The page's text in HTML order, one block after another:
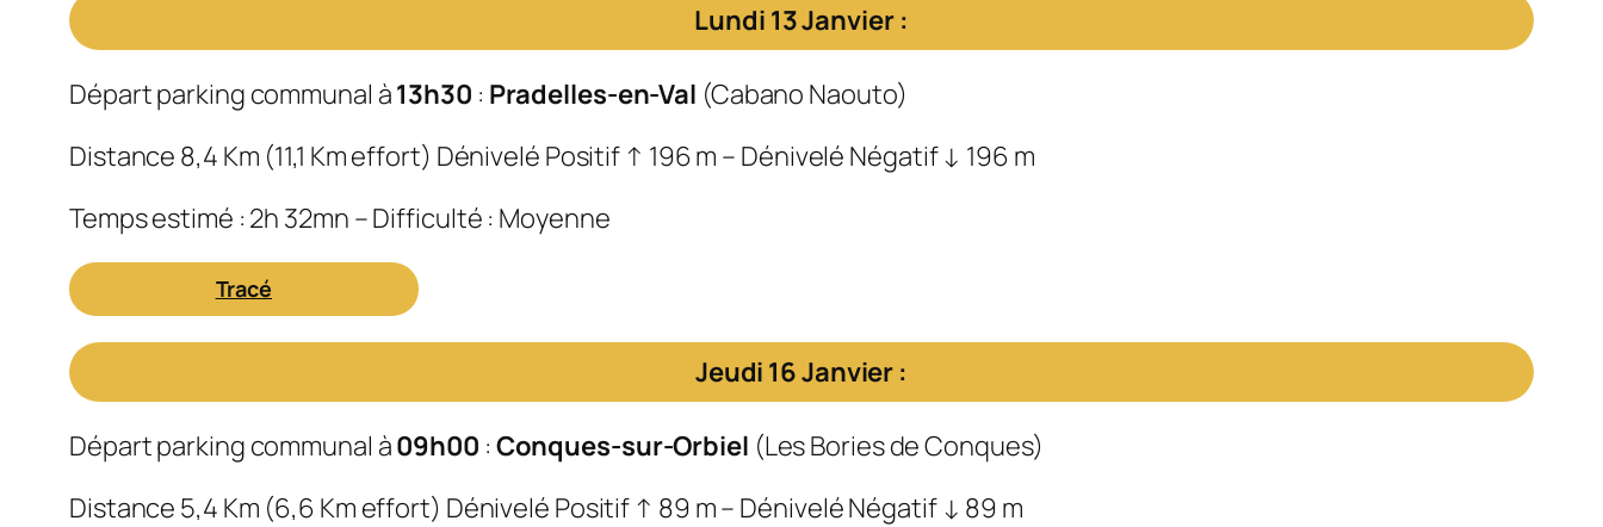
Lundi 13 Janvier :
Départ parking communal à13h30 : Pradelles-en-Val (Cabano Naouto)
Distance 8,4 Km (11,1 Km effort) Dénivelé Positif ↑ 196 m – Dénivelé Négatif ↓ 196 m
Temps estimé : 2h 32mn – Difficulté : Moyenne
Tracé
Jeudi 16 Janvier :
Départ parking communal à09h00 : Conques-sur-Orbiel (Les Bories de Conques)
Distance 5,4 Km (6,6 Km effort) Dénivelé Positif ↑ 89 m – Dénivelé Négatif ↓ 89 m